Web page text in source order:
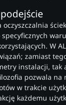
oczyszczalnia
W
zamiast
instalacji, tak
pozwala
w trakcie
każdemu